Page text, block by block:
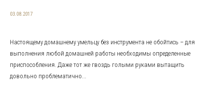
03.08.2017
Настоящему домашнему умельцу без инструмента не обойтись – для
выполнения любой домашней работы необходимы определенные
приспособления. Даже тот же гвоздь голыми руками вытащить
довольно проблематично...